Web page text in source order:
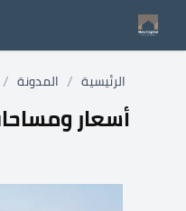
الرئيسية / المدونة /
أسعار